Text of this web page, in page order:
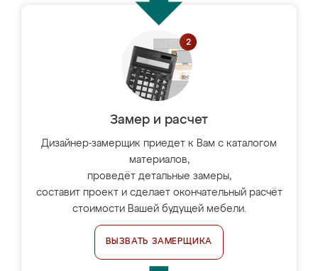
Замер и расчет
Дизайнер-замерщик приедет к Вам с каталогом
материалов,
проведёт детальные замеры,
составит проект и сделает окончательный расчёт
стоимости Вашей будущей мебели.
ВЫЗВАТЬ ЗАМЕРЩИКА